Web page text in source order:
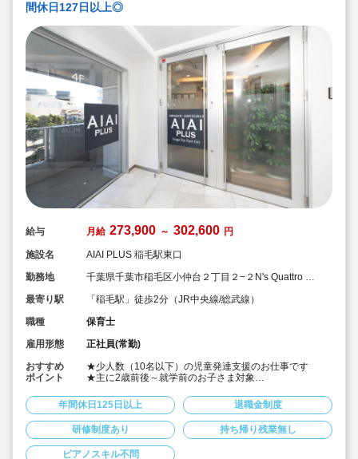
間休日127日以上◎
給与 月給 273,900 ～ 302,600 円
施設名
AIAI PLUS 稲毛駅東口
勤務地
千葉県千葉市稲毛区小仲台２丁目２−２N's Quattro 4
最寄り駅
「稲毛駅」徒歩2分（JR中央線/総武線）
職種
保育士
雇用形態
正社員(常勤)
おすすめ
ポイント
★少人数（10名以下）の児童発達支援のお仕事です
★主に2歳前後～就学前のお子さま対象
の療育支援を行います。
★運動・学習・生活スキルなど、成長段階に合わせたプ
ログラムを提供。 子ども一人ひとりの成長に合わせた関
わりを大切にしながら支援していただきます。
★月給は273,900円以上、年間休日127日以上と好待遇で
す
年間休日125日以上 退職金制度
研修制度あり 持ち帰り残業無し
ピアノスキル不問